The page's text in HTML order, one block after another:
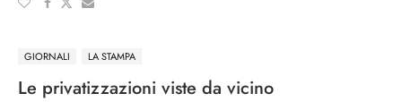
GIORNALI LA STAMPA
Le privatizzazioni viste da vicino